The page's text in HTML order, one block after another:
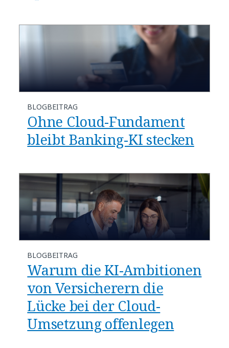
BLOGBEITRAG
Ohne Cloud-Fundament
bleibt Banking-KI stecken
BLOGBEITRAG
​​Warum die KI-Ambitionen
von Versicherern die
Lücke bei der Cloud-
Umsetzung offenlegen​